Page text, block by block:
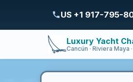
Luxury Yacht
Cancún · Riviera Maya
US +1 917-795-